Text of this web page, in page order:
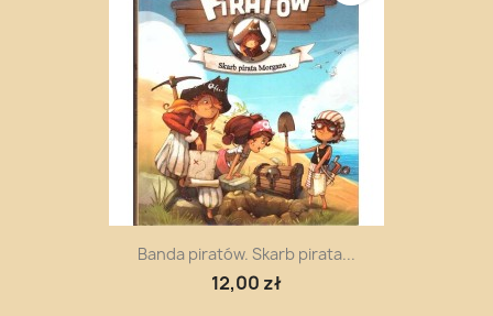
Banda piratów. Skarb pirata...
12,00 zł